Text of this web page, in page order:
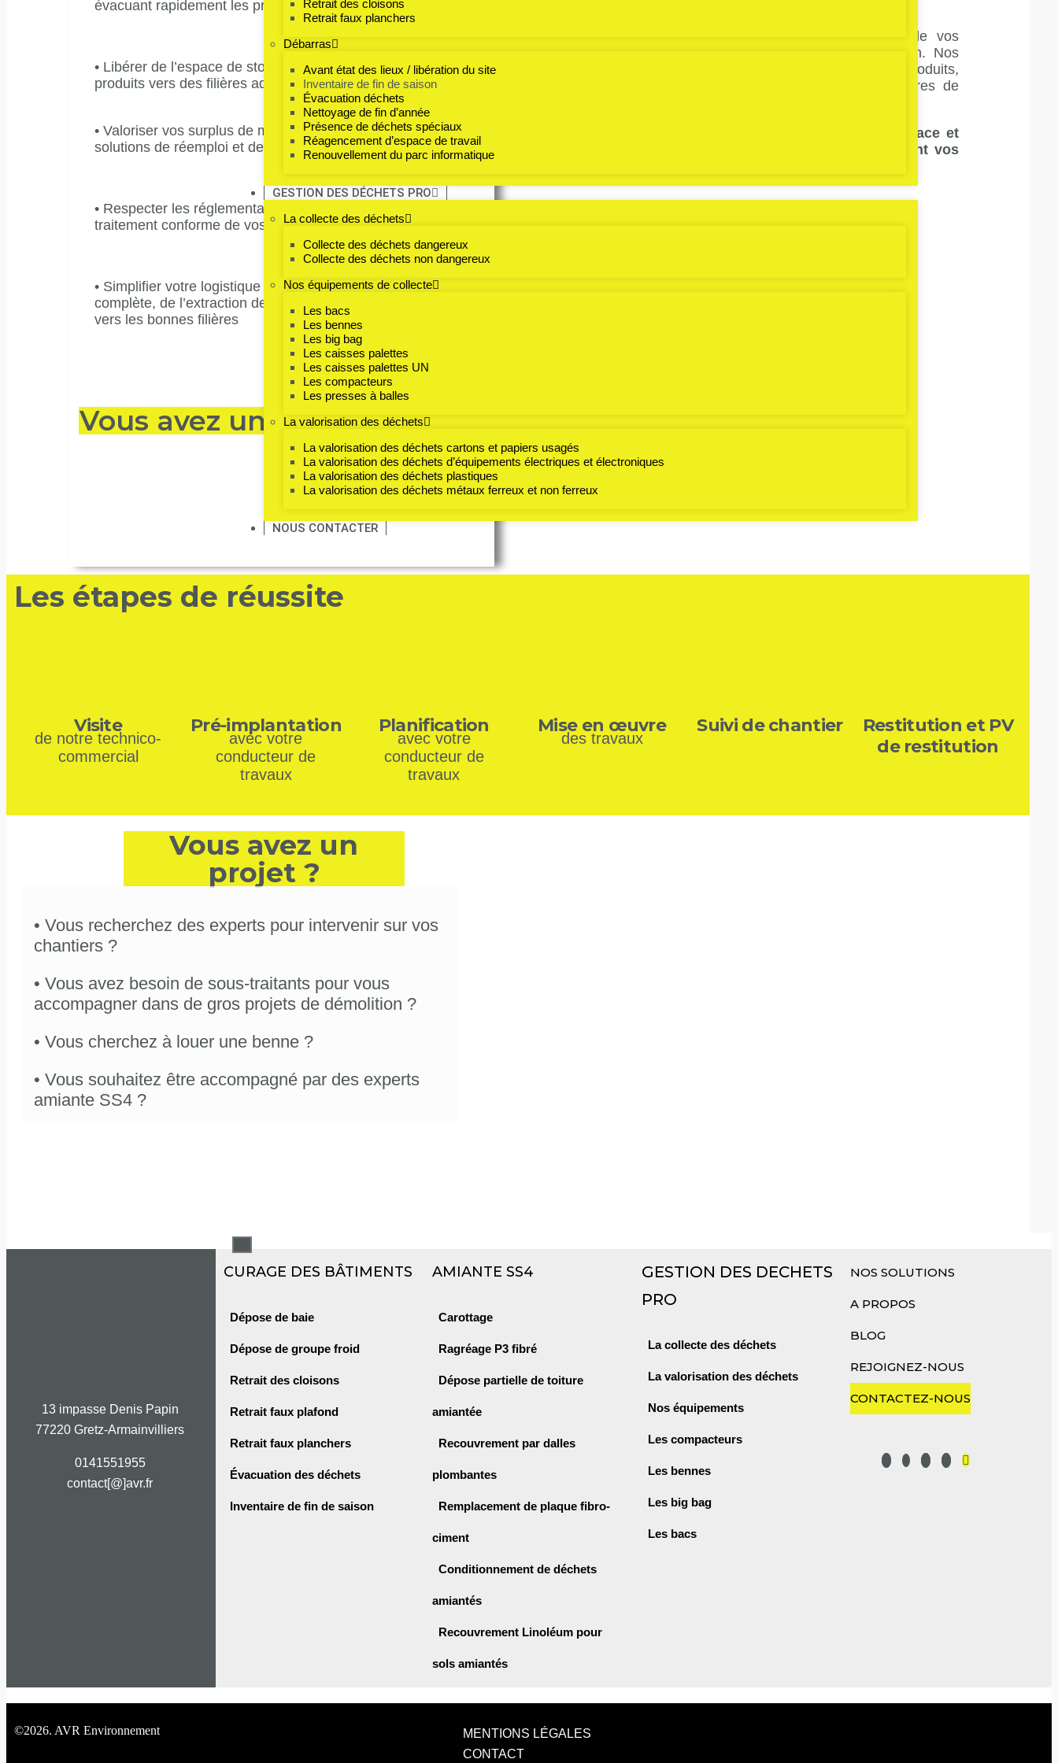
Retrait des cloisons
Retrait faux planchers
Débarras
Avant état des lieux / libération du site
Inventaire de fin de saison
Évacuation déchets
Nettoyage de fin d’année
Présence de déchets spéciaux
Réagencement d’espace de travail
Renouvellement du parc informatique
GESTION DES DÉCHETS PRO
La collecte des déchets
Collecte des déchets dangereux
Collecte des déchets non dangereux
Nos équipements de collecte
Les bacs
Les bennes
Les big bag
Les caisses palettes
Les caisses palettes UN
Les compacteurs
Les presses à balles
La valorisation des déchets
La valorisation des déchets cartons et papiers usagés ​
La valorisation des déchets d’équipements électriques et électroniques
La valorisation des déchets plastiques
La valorisation des déchets métaux ferreux et non ferreux
NOUS CONTACTER
évacuant rapidement les produits invendus ou obsolètes.
• Libérer de l’espace de stockage en triant et en orientant vos
produits vers des filières adaptées.
• Valoriser vos surplus de manière responsable grâce à des
solutions de réemploi et de recyclage.
• Respecter les réglementations en vigueur en assurant un
traitement conforme de vos produits en fin de vie.
• Simplifier votre logistique avec une prise en charge
complète, de l’extraction des produits à leur acheminement
vers les bonnes filières
Vous avez un projet ?
vous accompagne dans la gestion de vos
stocks en fin de saison grâce à une solution clé en main. Nos
équipes interviennent directement sur site pour extraire vos produits,
les trier de manière sélective et les rediriger vers les filières de
vous assurez une gestion efficace et
tout en libérant de l’espace et en optimisant vos
Les étapes de réussite
Visite
de notre technico-
commercial
Pré-implantation
avec votre
conducteur de
travaux
Planification
avec votre
conducteur de
travaux
Mise en œuvre
des travaux
Suivi de chantier
Restitution et PV
de restitution
Vous avez un
projet ?
• Vous recherchez des experts pour intervenir sur vos
chantiers ?
• Vous avez besoin de sous-traitants pour vous
accompagner dans de gros projets de démolition ?
• Vous cherchez à louer une benne ?
• Vous souhaitez être accompagné par des experts
amiante SS4 ?
13 impasse Denis Papin
77220 Gretz-Armainvilliers
0141551955
contact[@]avr.fr
CURAGE DES BÂTIMENTS
Dépose de baie
Dépose de groupe froid
Retrait des cloisons
Retrait faux plafond
Retrait faux planchers
Évacuation des déchets
Inventaire de fin de saison
AMIANTE SS4
Carottage
Ragréage P3 fibré
Dépose partielle de toiture
amiantée
Recouvrement par dalles
plombantes
Remplacement de plaque fibro-
ciment
Conditionnement de déchets
amiantés
Recouvrement Linoléum pour
sols amiantés
GESTION DES DECHETS
PRO
La collecte des déchets
La valorisation des déchets
Nos équipements
Les compacteurs
Les bennes
Les big bag
Les bacs
NOS SOLUTIONS
A PROPOS
BLOG
REJOIGNEZ-NOUS
CONTACTEZ-NOUS
©2026. AVR Environnement
MENTIONS LÉGALES
CONTACT